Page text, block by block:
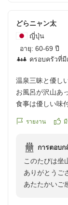
クチコミの詳
https://
どらニャン太
ญี่ปุ่น
อายุ: 60-69 ปี
ครอบครัวที่มี
温泉三昧と優し
お風呂が沢山あ
食事は優しい味
間を過ごせました
んなに飲めるも
その分お安くし
酒が飲みたかっ
クチコミの詳
รายงาน
การตอบก
このたびは坐
ありがとうご
あたたかいご